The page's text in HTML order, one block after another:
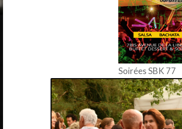
Soirées SBK 77